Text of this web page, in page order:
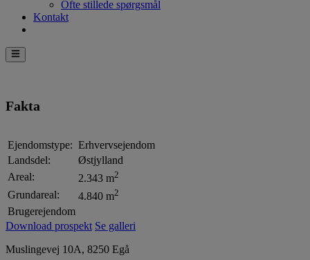
Ofte stillede spørgsmål
Kontakt
Fakta
Ejendomstype: Erhvervsejendom
Landsdel:
Østjylland
Areal:
2.343 m2
Grundareal: 4.840 m2
Brugerejendom
Download prospekt Se galleri
Muslingevej 10A, 8250 Egå